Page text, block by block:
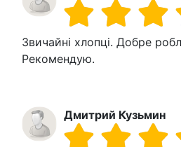
Звичайні хлопці. Добре
Рекомендую.
Дмитрий Кузьмин